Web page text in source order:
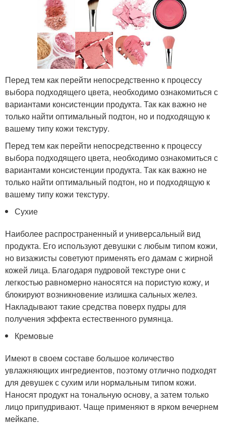
Перед тем как перейти непосредственно к процессу
выбора подходящего цвета, необходимо ознакомиться с
вариантами консистенции продукта. Так как важно не
только найти оптимальный подтон, но и подходящую к
вашему типу кожи текстуру.
Перед тем как перейти непосредственно к процессу
выбора подходящего цвета, необходимо ознакомиться с
вариантами консистенции продукта. Так как важно не
только найти оптимальный подтон, но и подходящую к
вашему типу кожи текстуру.
Сухие
Наиболее распространенный и универсальный вид
продукта. Его используют девушки с любым типом кожи,
но визажисты советуют применять его дамам с жирной
кожей лица. Благодаря пудровой текстуре они с
легкостью равномерно наносятся на пористую кожу, и
блокируют возникновение излишка сальных желез.
Накладывают такие средства поверх пудры для
получения эффекта естественного румянца.
Кремовые
Имеют в своем составе большое количество
увлажняющих ингредиентов, поэтому отлично подходят
для девушек с сухим или нормальным типом кожи.
Наносят продукт на тональную основу, а затем только
лицо припудривают. Чаще применяют в ярком вечернем
мейкапе.